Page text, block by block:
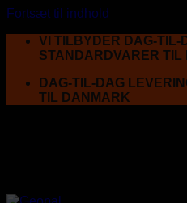
Fortsæt til indhold
VI TILBYDER DAG-TIL-
STANDARDVARER TIL
DAG-TIL-DAG
TIL DANMARK